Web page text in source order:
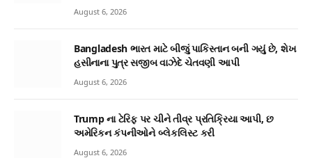
August 6, 2026
Bangladesh ભારત માટે બીજું પાકિસ્તાન બની ગયું છે, શેખ
હસીનાના પુત્ર સજીબ વાઝેદે ચેતવણી આપી
August 6, 2026
Trump ના ટેરિફ પર ચીને તીવ્ર પ્રતિક્રિયા આપી, છ
અમેરિકન કંપનીઓને બ્લેકલિસ્ટ કરી
August 6, 2026